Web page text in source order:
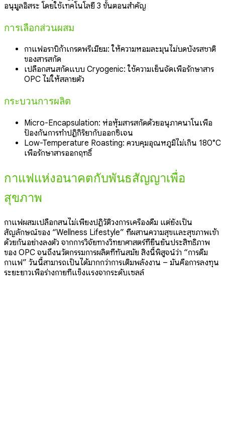
อนุมูลอิสระ โดยใช้เทคโนโลยี 3 ขั้นตอนสำคัญ
การเลือกส่วนผสม
กาแฟอราบิก้าเกรดพรีเมียม: ให้ความหอมละมุนไม่บดบังรสชาติ
ของสารสกัด
เปลือกสนสกัดแบบ Cryogenic: ใช้ความเย็นจัดเพื่อรักษาสาร
OPC ไม่ให้สลายตัว
กระบวนการผลิต
Micro-Encapsulation: ห่อหุ้มสารสกัดด้วยอนุภาคนาโนเพื่อ
ป้องกันการทำปฏิกิริยากับออกซิเจน
Low-Temperature Roasting: ควบคุมอุณหภูมิไม่เกิน 180°C
เพื่อรักษาสารออกฤทธิ์
กาแฟแห่งอนาคตกับพันธสัญญาเพื่อ
สุขภาพ
กาแฟผสมเปลือกสนไม่เพียงปฏิวัติวงการเครื่องดื่ม แต่ยังเป็น
สัญลักษณ์ของ “Wellness Lifestyle” ที่ผสานความสุขและสุขภาพเข้า
ด้วยกันอย่างลงตัว จากการวิจัยทางวิทยาศาสตร์ที่ยืนยันประสิทธิภาพ
ของ OPC จนถึงนวัตกรรมการผลิตที่ทันสมัย สิ่งนี้พิสูจน์ว่า “การดื่ม
กาแฟ” วันนี้สามารถเป็นได้มากกว่าการเติมพลังงาน – มันคือการลงทุน
ระยะยาวเพื่อร่างกายที่แข็งแรงจากระดับเซลล์